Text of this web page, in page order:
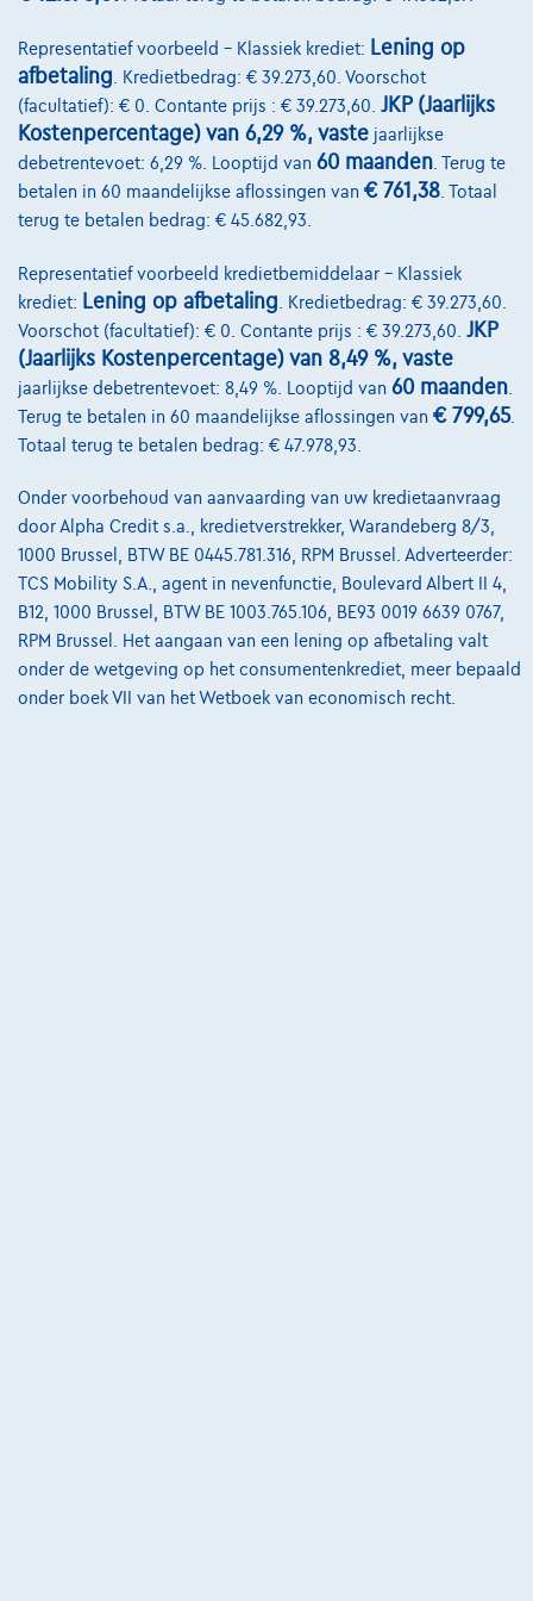
Bekijk wagen
Mercedes-Benz G 63 AMG
G *BTW-WAGEN LICHTE VRACHT*
10/2024
17.564 km Benzine Automaat 430 kW ( 585 PK )
€209.995 1 ✓BTW aftrekbaar
Vanaf €3.170,83 /maand
met een laatste
maandaflossing van€66.169,33
Representatief voorbeeld – Klassiek krediet: Lening op
afbetaling . Kredietbedrag: € 39.273,60. Voorschot
(facultatief): € 0. Contante prijs : € 39.273,60. JKP (Jaarlijks
Kostenpercentage) van 6,29 %, vaste jaarlijkse
debetrentevoet: 6,29 %. Looptijd van 60 maanden . Terug te
betalen in 60 maandelijkse aflossingen van € 761,38 . Totaal
terug te betalen bedrag: € 45.682,93.
Representatief voorbeeld kredietbemiddelaar – Klassiek
krediet: Lening op afbetaling . Kredietbedrag: € 39.273,60.
Voorschot (facultatief): € 0. Contante prijs : € 39.273,60. JKP
(Jaarlijks Kostenpercentage) van 8,49 %, vaste
jaarlijkse debetrentevoet: 8,49 %. Looptijd van 60 maanden
Terug te betalen in 60 maandelijkse aflossingen van € 799,65.
Totaal terug te betalen bedrag: € 47.978,93.
Onder voorbehoud van aanvaarding van uw kredietaanvraag
door Alpha Credit s.a., kredietverstrekker, Warandeberg 8/3,
1000 Brussel, BTW BE 0445.781.316, RPM Brussel. Adverteerder:
TCS Mobility S.A., agent in nevenfunctie, Boulevard Albert II 4,
B12, 1000 Brussel, BTW BE 1003.765.106, BE93 0019 6639 0767,
RPM Brussel. Het aangaan van een lening op afbetaling valt
onder de wetgeving op het consumentenkrediet, meer bepaald
onder boek VII van het Wetboek van economisch recht.